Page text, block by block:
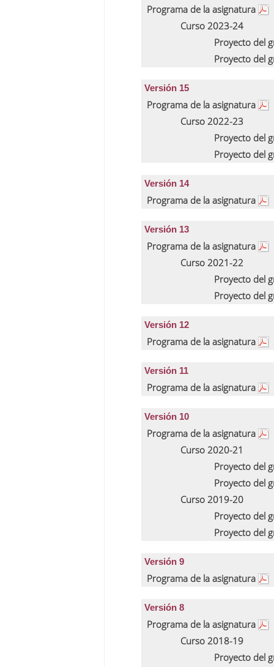
Programa de la asignatura
Curso 2023-24
Proyecto del
Proyecto del
Versión 15
Programa de la asignatura
Curso 2022-23
Proyecto del
Proyecto del
Versión 14
Programa de la asignatura
Versión 13
Programa de la asignatura
Curso 2021-22
Proyecto del
Proyecto del
Versión 12
Programa de la asignatura
Versión 11
Programa de la asignatura
Versión 10
Programa de la asignatura
Curso 2020-21
Proyecto del
Proyecto del
Curso 2019-20
Proyecto del
Proyecto del
Versión 9
Programa de la asignatura
Versión 8
Programa de la asignatura
Curso 2018-19
Proyecto del